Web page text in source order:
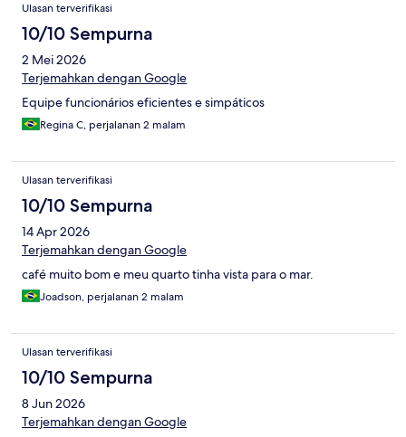
Ulasan terverifikasi
10/10 Sempurna
2 Mei 2026
Terjemahkan dengan Google
Equipe funcionários eficientes e simpáticos
Regina C, perjalanan 2 malam
Ulasan terverifikasi
10/10 Sempurna
14 Apr 2026
Terjemahkan dengan Google
café muito bom e meu quarto tinha vista para o mar.
Joadson, perjalanan 2 malam
Ulasan terverifikasi
10/10 Sempurna
8 Jun 2026
Terjemahkan dengan Google